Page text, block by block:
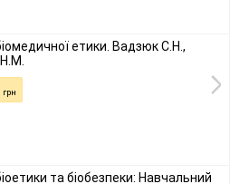
етики. Вадзюк С.Н.,
грн
та біобезпеки: Навчальний